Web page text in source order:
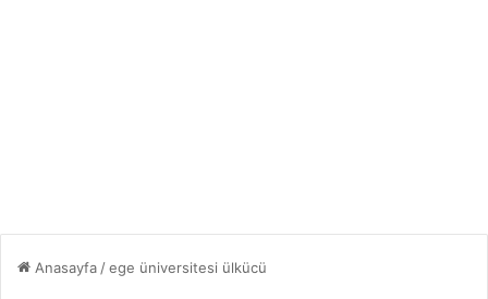
Anasayfa /ege üniversitesi ülkücü